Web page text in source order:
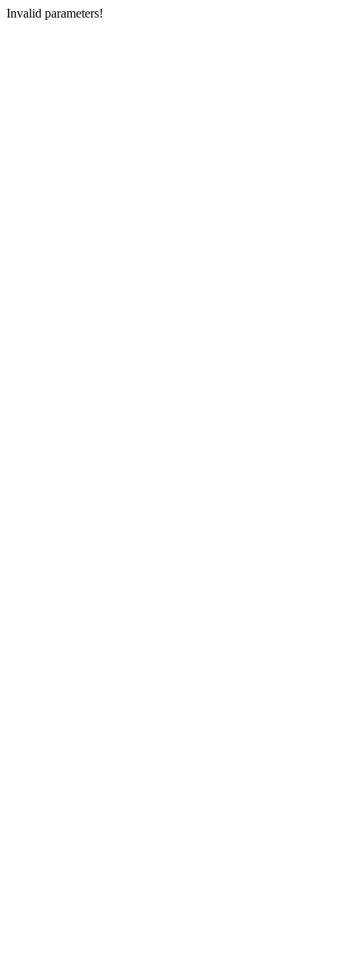
Invalid parameters!